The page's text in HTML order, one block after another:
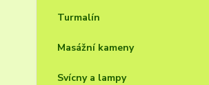
Turmalín
Masážní kameny
Svícny a lampy